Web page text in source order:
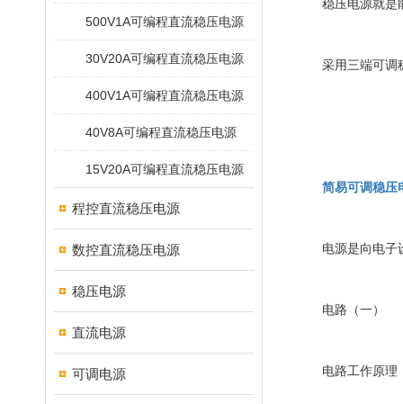
500V1A可编程直流稳压电源
30V20A可编程直流稳压电源
400V1A可编程直流稳压电源
40V8A可编程直流稳压电源
15V20A可编程直流稳压电源
程控直流稳压电源
数控直流稳压电源
稳压电源
直流电源
可调电源
稳压电源就是能
采用三端可调稳
简易可调稳压
电源是向电子设
电路（一）
电路工作原理